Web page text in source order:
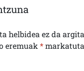
helbidea ez da
eremuak *